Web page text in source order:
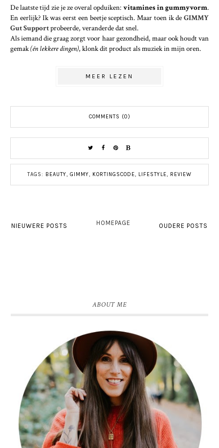
De laatste tijd zie je ze overal opduiken: vitamines in gummyvorm.
En eerlijk? Ik was eerst een beetje sceptisch. Maar toen ik de GIMMY
Gut Supportprobeerde, veranderde dat snel.
Als iemand die graag zorgt voor haar gezondheid, maar ook houdt van
gemak(én lekkere dingen), klonk dit product als muziek in mijn oren.
MEER LEZEN
COMMENTS (0)
TAGS: BEAUTY GIMMY KORTINGSCODE LIFESTYLE REVIEW
NIEUWERE POSTS OUDERE POSTS
HOMEPAGE
ABOUT ME